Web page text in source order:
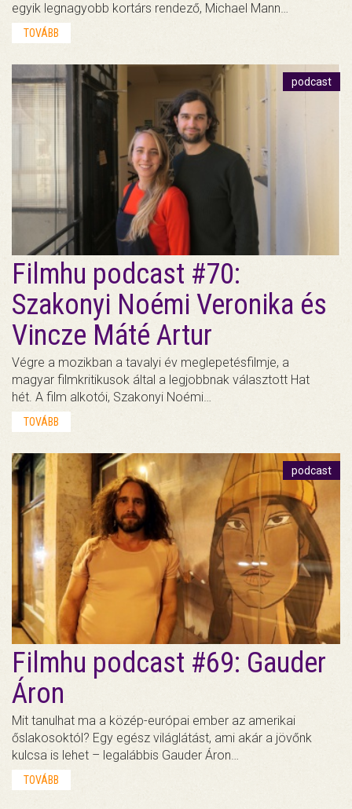
egyik legnagyobb kortárs rendező, Michael Mann…
TOVÁBB
podcast
Filmhu podcast #70:
Szakonyi Noémi Veronika és
Vincze Máté Artur
Végre a mozikban a tavalyi év meglepetésfilmje, a
magyar filmkritikusok által a legjobbnak választott Hat
hét. A film alkotói, Szakonyi Noémi…
TOVÁBB
podcast
Filmhu podcast #69: Gauder
Áron
Mit tanulhat ma a közép-európai ember az amerikai
őslakosoktól? Egy egész világlátást, ami akár a jövőnk
kulcsa is lehet – legalábbis Gauder Áron…
TOVÁBB